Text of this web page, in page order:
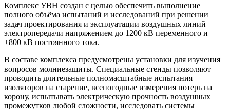
Комплекс УВН создан с целью обеспечить выполнение
полного объёма испытаний и исследований при решении
задач проектирования и эксплуатации воздушных линий
электропередачи напряжением до 1200 кВ переменного и
±800 кВ постоянного тока.
В составе комплекса предусмотрены установки для изучения
вопросов молниезащиты. Специальные стенды позволяют
проводить длительные полномасштабные испытания
изоляторов на старение, всепогодные измерения потерь на
корону, испытывать электрическую прочность воздушных
промежутков любой сложности, исследовать системы